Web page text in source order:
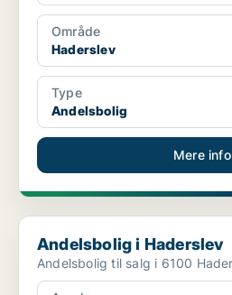
Område
Haderslev
Type
Andelsbolig
Mere info
Andelsbolig i Haderslev
Andelsbolig i Haderslev